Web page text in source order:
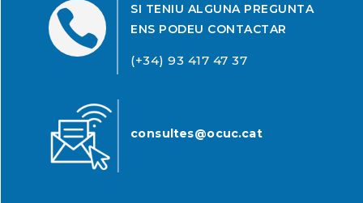

SI TENIU ALGUNA PREGUNTA
ENS PODEU CONTACTAR
(+34) 93 417 47 37
consultes@ocuc.cat